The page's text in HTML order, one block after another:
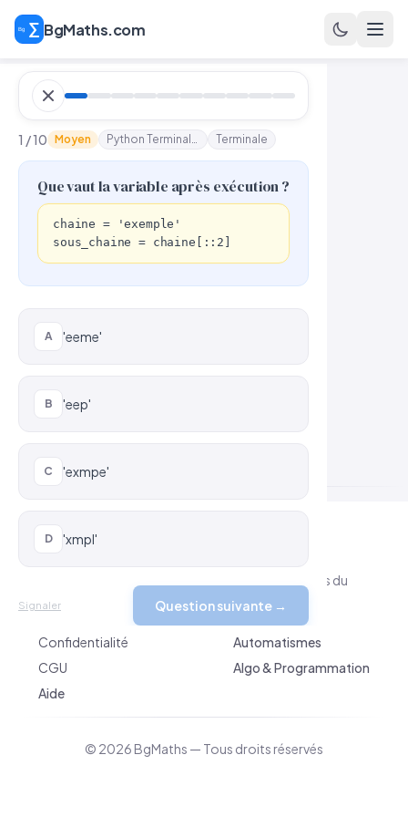
BgMaths.com
1 / 10 Moyen Python Terminale n°7 Terminale
Que vaut la variable après exécution ?
chaine = 'exemple'
sous_chaine = chaine[::2]
A 'eeme'
B 'eep'
C 'exmpe'
D 'xmpl'
Signaler Question suivante →
Cours de mathématiques clairs et progressifs du
collège au lycée.
Mentions légales
Quiz
Confidentialité
Automatismes
CGU
Algo & Programmation
Aide
© 2026 BgMaths — Tous droits réservés